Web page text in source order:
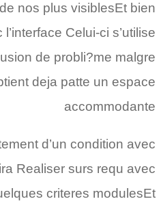
nos plus visiblesEt bien
Celui-ci s’utilise
de probli?me malgre
deja patte un espace
accommodante
d’un condition avec
Realiser surs requ avec
criteres modulesEt